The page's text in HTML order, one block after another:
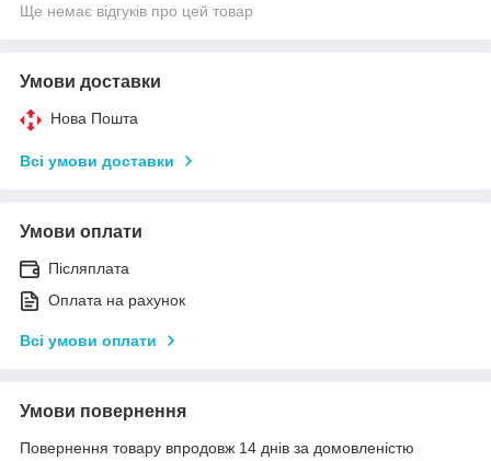
Ще немає відгуків про цей товар
Умови доставки
Нова Пошта
Всі умови доставки
Умови оплати
Післяплата
Оплата на рахунок
Всі умови оплати
Умови повернення
Повернення товару впродовж 14 днів за домовленістю